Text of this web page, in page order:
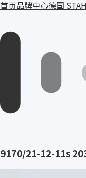
首页品牌中心德国
9170/21-12-11s